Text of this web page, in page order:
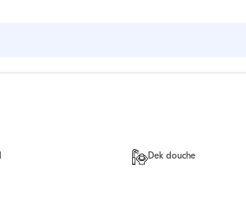
Dek douche